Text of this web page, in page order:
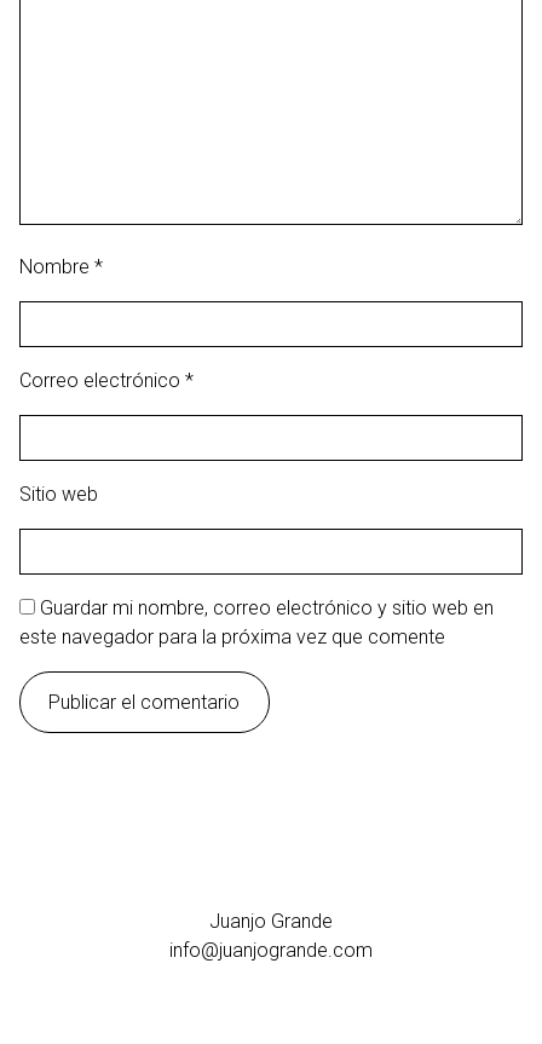
Nombre *
Correo electrónico *
Sitio web
Guardar mi nombre, correo electrónico y sitio web en
este navegador para la próxima vez que comente
Juanjo Grande
info@juanjogrande.com